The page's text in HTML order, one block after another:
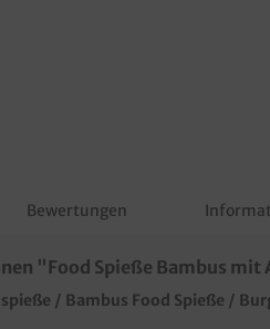
Bewertungen
"Food Spieße Bambus mit
/ Bambus Food Spieße /